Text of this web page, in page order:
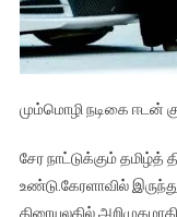
மும்மொழி நடிகை ஈடன்
சேர நாட்டுக்கும் தமிழ்த்
உண்டு.கேரளாவில்
திரையுலகில்